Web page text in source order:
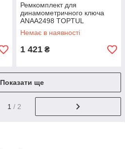
Ремкомплект для
динамометричного ключа
ANAA2498 TOPTUL
ALAD2498
Немає в наявності
1 421 ₴
Показати ще
1 / 2